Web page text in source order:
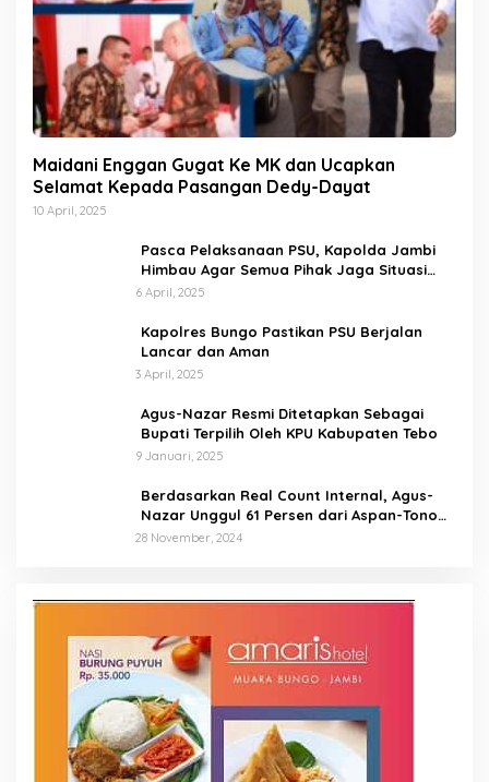
Maidani Enggan Gugat Ke MK dan Ucapkan
Selamat Kepada Pasangan Dedy-Dayat
10 April, 2025
Pasca Pelaksanaan PSU, Kapolda Jambi
Himbau Agar Semua Pihak Jaga Situasi
Kamtibmas
6 April, 2025
Kapolres Bungo Pastikan PSU Berjalan
Lancar dan Aman
3 April, 2025
Agus-Nazar Resmi Ditetapkan Sebagai
Bupati Terpilih Oleh KPU Kabupaten Tebo
9 Januari, 2025
Berdasarkan Real Count Internal, Agus-
Nazar Unggul 61 Persen dari Aspan-Tono
Hanya 39 Persen
28 November, 2024